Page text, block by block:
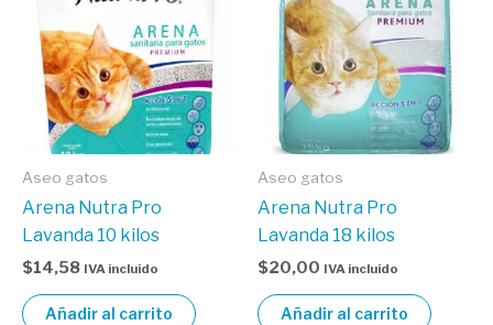
Aseo gatos
Arena Nutra Pro
Lavanda 10 kilos
$14,58 IVA incluido
Añadir al carrito
Aseo gatos
Arena Nutra Pro
Lavanda 18 kilos
$20,00 IVA incluido
Añadir al carrito
cita veterinaria
Agenda tu cita presencial